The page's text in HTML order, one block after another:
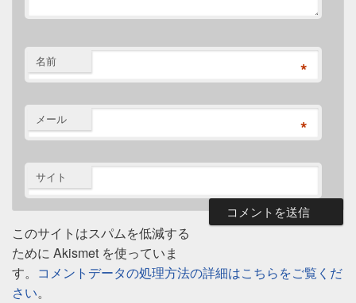
名前 *
メール *
サイト
このサイトはスパムを低減する
ために Akismet を使っていま
す。 コメントデータの処理方法の詳細はこちらをご覧くだ
さい。